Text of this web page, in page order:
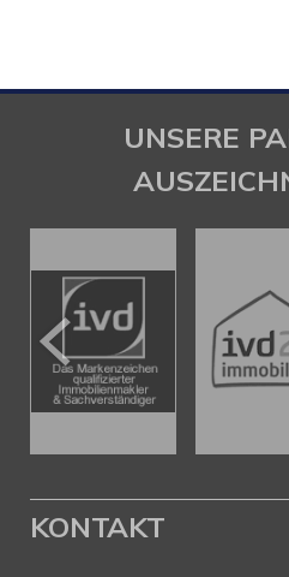
UNSERE
KONTAKT